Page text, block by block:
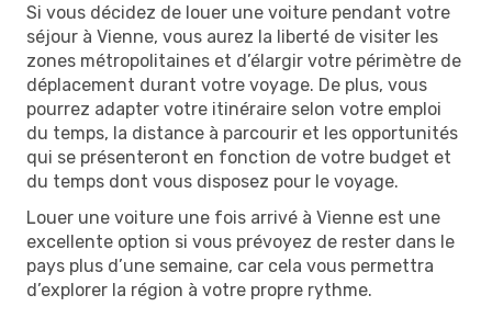
Si vous décidez de louer une voiture pendant votre
séjour à Vienne, vous aurez la liberté de visiter les
zones métropolitaines et d’élargir votre périmètre de
déplacement durant votre voyage. De plus, vous
pourrez adapter votre itinéraire selon votre emploi
du temps, la distance à parcourir et les opportunités
qui se présenteront en fonction de votre budget et
du temps dont vous disposez pour le voyage.
Louer une voiture une fois arrivé à Vienne est une
excellente option si vous prévoyez de rester dans le
pays plus d’une semaine, car cela vous permettra
d’explorer la région à votre propre rythme.